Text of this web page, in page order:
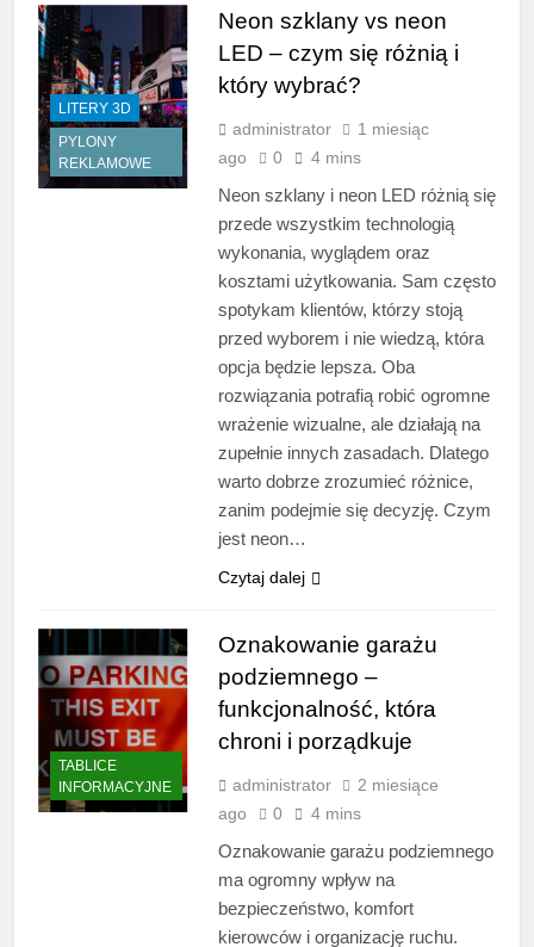
LITERY 3D
PYLONY
REKLAMOWE
Neon szklany vs neon
LED – czym się różnią i
który wybrać?
administrator
1 miesiąc
ago
0 4 mins
Neon szklany i neon LED różnią się
przede wszystkim technologią
wykonania, wyglądem oraz
kosztami użytkowania. Sam często
spotykam klientów, którzy stoją
przed wyborem i nie wiedzą, która
opcja będzie lepsza. Oba
rozwiązania potrafią robić ogromne
wrażenie wizualne, ale działają na
zupełnie innych zasadach. Dlatego
warto dobrze zrozumieć różnice,
zanim podejmie się decyzję. Czym
jest neon…
Czytaj dalej
TABLICE
INFORMACYJNE
Oznakowanie garażu
podziemnego –
funkcjonalność, która
chroni i porządkuje
administrator
2 miesiące
ago
0 4 mins
Oznakowanie garażu podziemnego
ma ogromny wpływ na
bezpieczeństwo, komfort
kierowców i organizację ruchu.